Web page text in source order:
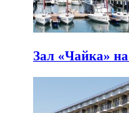
Зал «Чайка»